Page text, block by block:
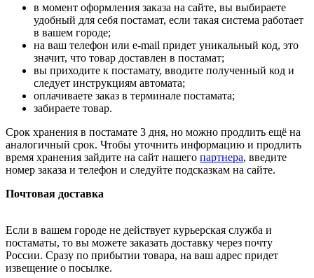
в момент оформления заказа на сайте, вы выбираете
удобный для себя постамат, если такая система работает
в вашем городе;
на ваш телефон или e-mail придет уникальный код, это
значит, что товар доставлен в постамат;
вы приходите к постамату, вводите полученный код и
следует инструкциям автомата;
оплачиваете заказ в терминале постамата;
забираете товар.
Срок хранения в постамате 3 дня, но можно продлить ещё на
аналогичный срок. Чтобы уточнить информацию и продлить
время хранения зайдите на сайт нашего партнера, введите
номер заказа и телефон и следуйте подсказкам на сайте.
Почтовая доставка
Если в вашем городе не действует курьерская служба и
постаматы, то вы можете заказать доставку через почту
России. Сразу по прибытии товара, на ваш адрес придет
извещение о посылке.